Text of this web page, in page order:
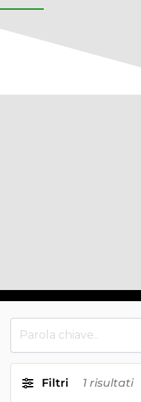
Filtri 1 risultati